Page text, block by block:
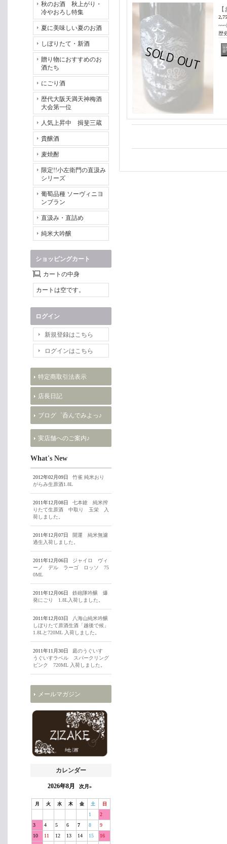
秋のお酒 秋上がり・
冷やおろし特集
夏に美味しい夏のお酒
しぼりたて・新酒
贈り物におすすめのお
酒たち
にごり酒
歴代大阪天満天神梅酒
大会第一位
人気上昇中 揖斐三蔵
貴醸酒
麦焼酎
限定!!小左衛門の直汲み
シリーズ
葡萄品種 ソーヴィニヨ
ンブラン
直汲み・直詰め
純米大吟醸
ショッピングカート
カートの中身
カートは空です。
ログイン
新規登録はこちら
ログインはこちら
特定商取引法表示
店長日記
ブログ゜呑んでみよっ♪
実店舗へのご案内♪
What's New
2012年02月09日
竹雀 純米おり
がらみ生原酒1.8L
2011年12月08日
七本鎗 純米搾
りたて生原酒 中取り 玉栄 入
荷しました。
2011年12月07日
開運 純米無濾
過生入荷しました。
2011年12月06日
ジャイロ ヴィ
ーノ デル ラーゴ ロッソ 75
0ML
2011年12月06日
鉄砲隊吟醸 爆
発にごり 1.8L入荷しました。
2011年12月03日
八海山純米吟醸
しぼりたて原酒生酒「越後で候」
1.8Lと720ML 入荷しました。
2011年11月30日
庭のうぐいす
うぐいすラベル スパークリング
ピンク 720ML 入荷しました。
メールマガジン
カレンダー
2026年8月 次月»
月 火 水 木 金 土 日
1
2
3
4 5 6 7 8
9
10
11 12 13 14 15
16
歴